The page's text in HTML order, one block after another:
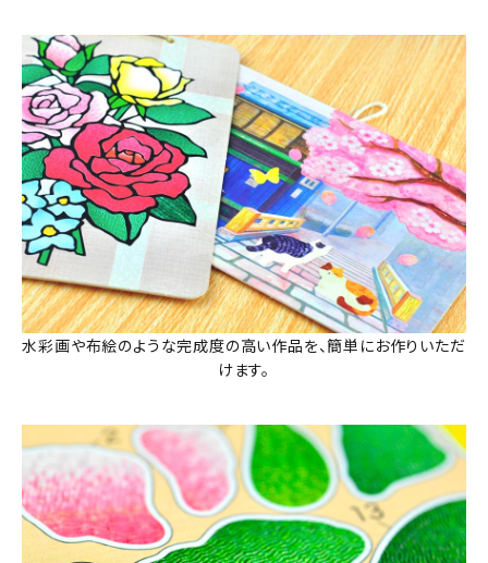
水彩画や布絵のような完成度の高い作品を、簡単にお作りいただ
けます。